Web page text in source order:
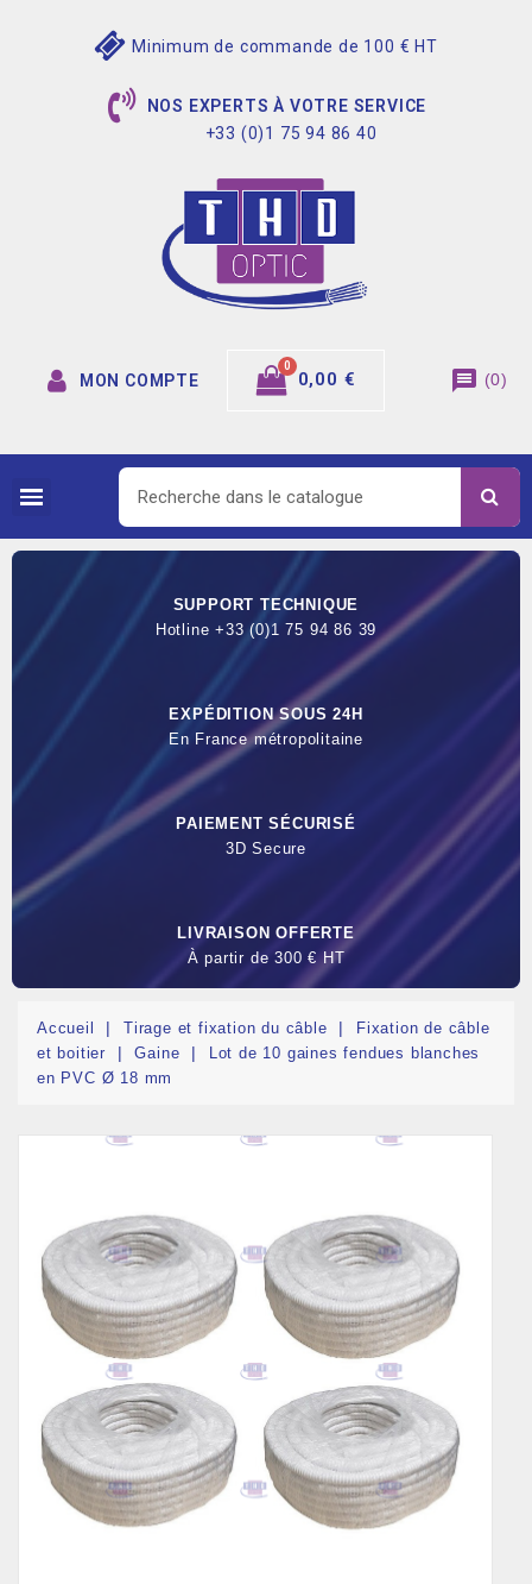
Minimum de commande de 100 € HT
NOS EXPERTS À VOTRE SERVICE
+33 (0)1 75 94 86 40
MON COMPTE 0,00 € message (0)
SUPPORT TECHNIQUE
Hotline +33 (0)1 75 94 86 39
EXPÉDITION SOUS 24H
En France métropolitaine
PAIEMENT SÉCURISÉ
3D Secure
LIVRAISON OFFERTE
À partir de 300 € HT
Accueil Tirage et fixation du câble
Fixation de câble
et boitier
Gaine
Lot de 10 gaines fendues blanches
en PVC Ø 18 mm